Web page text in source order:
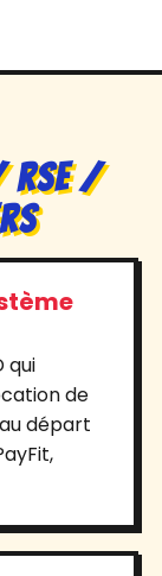
RSE /
qui
de
départ